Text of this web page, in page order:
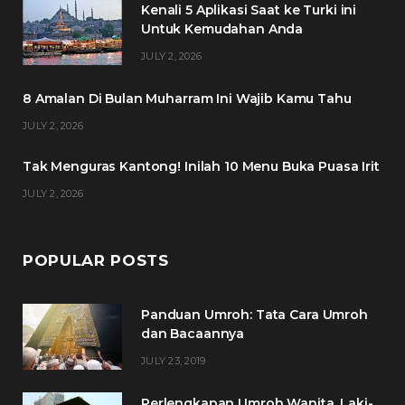
b
t
a
e
Kenali 5 Aplikasi Saat ke Turki ini
Untuk Kemudahan Anda
JULY 2, 2026
8 Amalan Di Bulan Muharram Ini Wajib Kamu Tahu
JULY 2, 2026
Tak Menguras Kantong! Inilah 10 Menu Buka Puasa Irit
JULY 2, 2026
POPULAR POSTS
Panduan Umroh: Tata Cara Umroh
dan Bacaannya
JULY 23, 2019